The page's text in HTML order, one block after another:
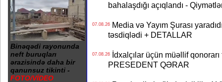
Binəqədi rayonunda
neft buruqları
ərazisində daha bir
qanunsuz tikinti -
FOTO/VİDEO
bahalaşdığı açıqlandı -
07.08.26Media və Yayım Şurası
təsdiqlədi + DETALLAR
07.08.26İdxalçılar üçün müəllif
PRESEDENT QƏRAR